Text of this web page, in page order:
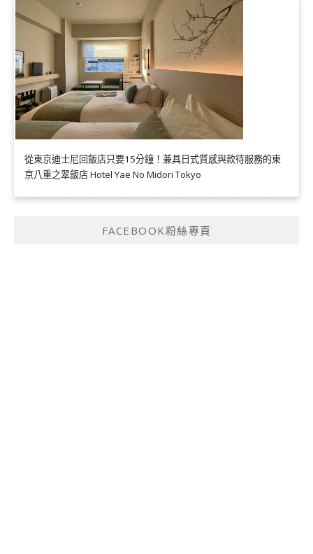
從東京迪士尼回飯店只要15分鐘！兼具日式質感與款待服務的東
京八重之翠飯店 Hotel Yae No Midori Tokyo
FACEBOOK粉絲專頁